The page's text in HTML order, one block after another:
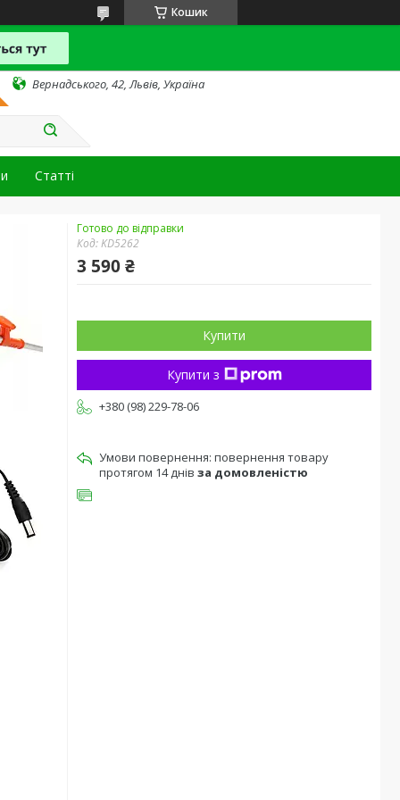
Кошик
Вернадського, 42, Львів, Україна
Статті
Готово до відправки
Код:KD5262
3 590 ₴
Купити
Купити з
+380 (98) 229-78-06
повернення товару
протягом 14 днів за домовленістю